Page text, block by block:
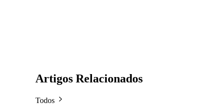
Artigos Relacionados
Todos